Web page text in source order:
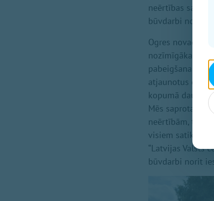
neērtības
būvdarbi
Ogres novada
nozīmīgākajiem
pabeigšanas
atjaunotus
kopumā daudz
Mēs saprotam,
neērtībām,
visiem
“Latvijas Valsts
būvdarbi norit